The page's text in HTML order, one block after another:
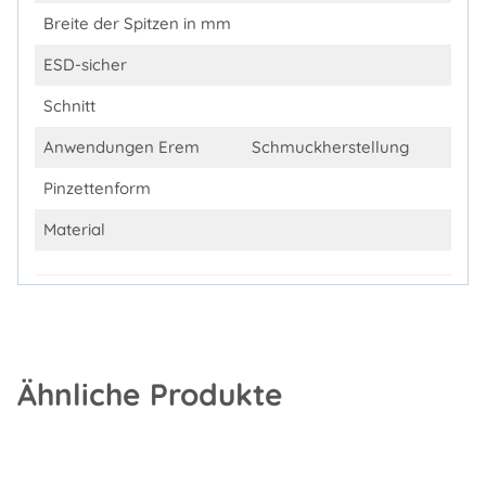
Breite der Spitzen in mm
ESD-sicher
Schnitt
Anwendungen Erem
Schmuckherstellung
Pinzettenform
Material
Ähnliche Produkte